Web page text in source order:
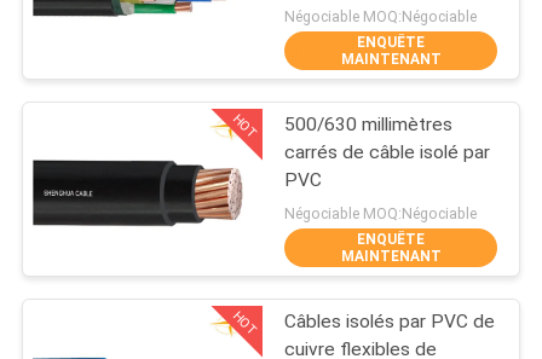
SHOW
PROPOS
NOUS
câble électrique
blindé
244
Négociable MOQ:Négociable
ENQUÊTE
MAINTENANT
HOT
500/630 millimètres
carrés de câble isolé par
PVC
Négociable MOQ:Négociable
ENQUÊTE
MAINTENANT
HOT
Câbles isolés par PVC de
cuivre flexibles de